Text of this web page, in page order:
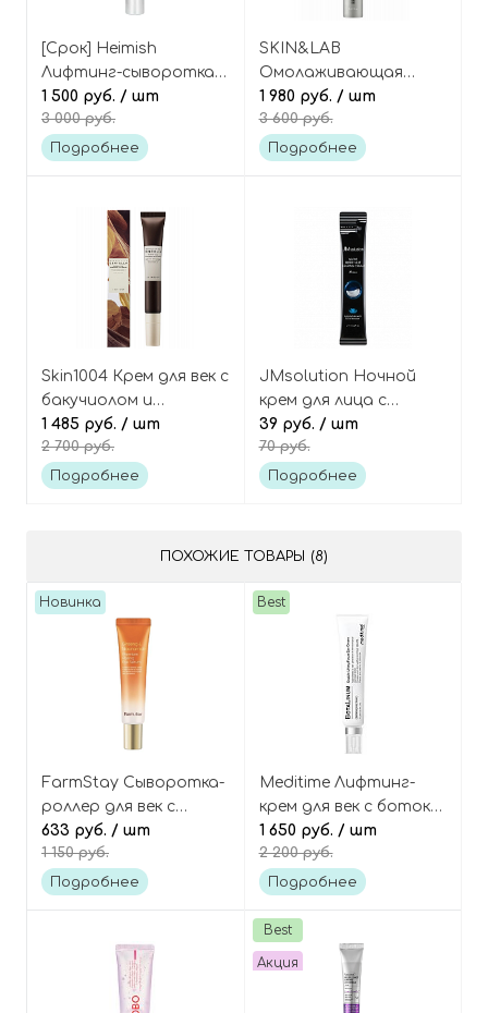
[Срок] Heimish
Лифтинг-сыворотка
для век с ретинолом,
Marine Care Retinol Eye
Serum
1 500 руб. / шт
3 000 руб.
Подробнее
SKIN&LAB
Омолаживающая
сыворотка-роллер
для век с бакучиолом и
пептидами, Bakuchiol
1 980 руб. / шт
3 600 руб.
Подробнее
Skin1004 Крем для век с
бакучиолом и
центеллой, Probio-
Cica Bakuchiol Eye
Cream
1 485 руб. / шт
2 700 руб.
Подробнее
JMsolution Ночной
крем для лица с
ласточкиным гнездом
(в саше) Active Bird
Nest Sleeping Cream
39 руб. / шт
70 руб.
Подробнее
ПОХОЖИЕ ТОВАРЫ (8)
Новинка
FarmStay Сыворотка-
роллер для век с
женьшенем и
ниацинамидом,
Ginseng&Niacinamide
633 руб. / шт
1 150 руб.
Подробнее
Best
Meditime Лифтинг-
крем для век с ботокс-
пептидами и
Волюфилином,
Botalinum Double
Cream
1 650 руб. / шт
2 200 руб.
Подробнее
Best
Акция